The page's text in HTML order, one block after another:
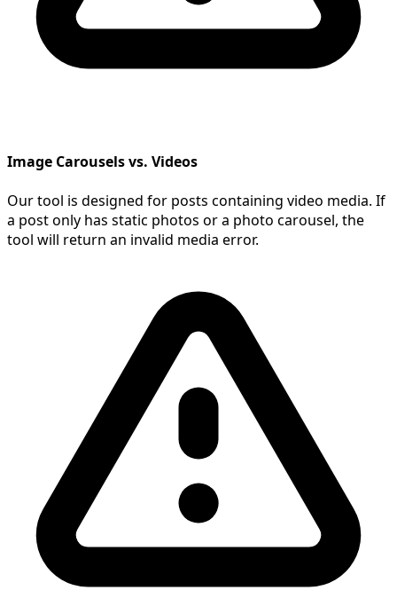
Image Carousels vs. Videos
Our tool is designed for posts containing video media. If
a post only has static photos or a photo carousel, the
tool will return an invalid media error.